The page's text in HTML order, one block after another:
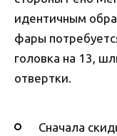
идентичным
фары
головка на 13,
отвертки.
Сначала